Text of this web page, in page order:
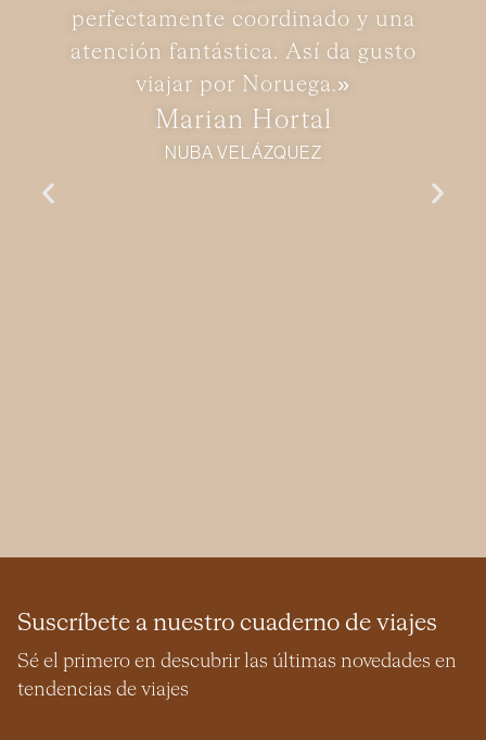
perfectamente coordinado y una
atención fantástica. Así da gusto
viajar por Noruega.»
Marian Hortal
NUBA VELÁZQUEZ
Suscríbete a nuestro cuaderno de viajes
Sé el primero en descubrir las últimas novedades en
tendencias de viajes